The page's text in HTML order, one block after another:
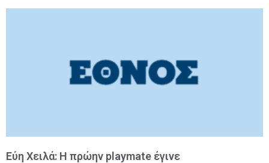
Εύη Χειλά: Η πρώην playmate έγινε